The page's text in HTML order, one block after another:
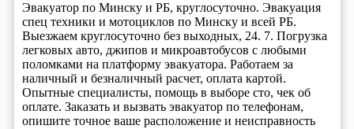
Эвакуатор по Минску и РБ, круглосуточно. Эвакуация
спец техники и мотоциклов по Минску и всей РБ.
Выезжаем круглосуточно без выходных, 24. 7. Погрузка
легковых авто, джипов и микроавтобусов с любыми
поломками на платформу эвакуатора. Работаем за
наличный и безналичный расчет, оплата картой.
Опытные специалисты, помощь в выборе сто, чек об
оплате. Заказать и вызвать эвакуатор по телефонам,
опишите точное ваше расположение и неисправность